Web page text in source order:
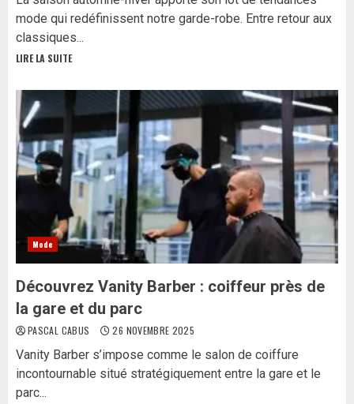
mode qui redéfinissent notre garde-robe. Entre retour aux
classiques...
LIRE LA SUITE
Mode
Découvrez Vanity Barber : coiffeur près de
la gare et du parc
PASCAL CABUS 26 NOVEMBRE 2025
Vanity Barber s’impose comme le salon de coiffure
incontournable situé stratégiquement entre la gare et le
parc...